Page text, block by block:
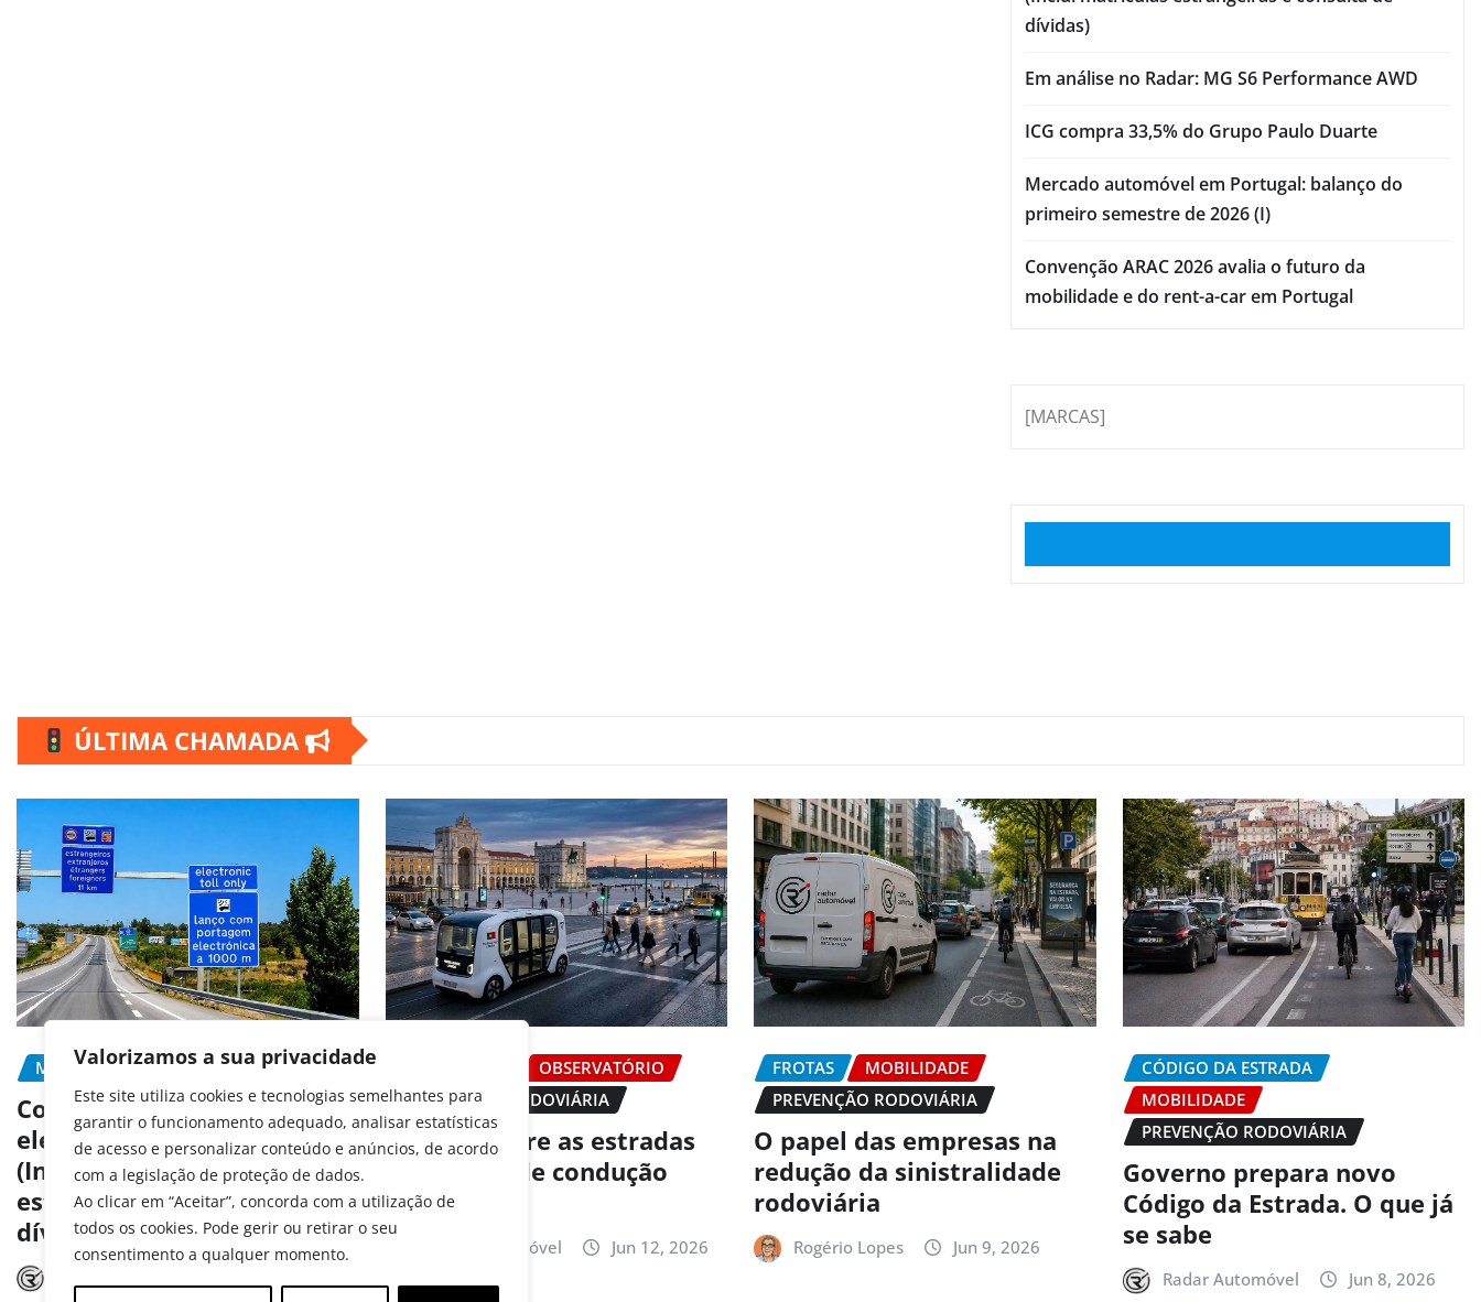
Valorizamos a sua privacidade
Este site utiliza cookies e tecnologias semelhantes para
garantir o funcionamento adequado, analisar estatísticas
de acesso e personalizar conteúdo e anúncios, de acordo
com a legislação de proteção de dados.
Ao clicar em “Aceitar”, concorda com a utilização de
todos os cookies. Pode gerir ou retirar o seu
consentimento a qualquer momento.
dívidas)
Em análise no Radar: MG S6 Performance AWD
ICG compra 33,5% do Grupo Paulo Duarte
Mercado automóvel em Portugal: balanço do
primeiro semestre de 2026 (I)
Convenção ARAC 2026 avalia o futuro da
mobilidade e do rent-a-car em Portugal
[MARCAS]
ÚLTIMA CHAMADA
MOBILIDADE PORTAGEM
Como pagar portagens
eletrónicas em Portugal
(Inclui matrículas
estrangeiras e consulta de
dívidas)
OBSERVATÓRIO
PREVENÇÃO RODOVIÁRIA
Portugal abre as estradas
aos testes de condução
autónoma
Radar Automóvel Jun 12, 2026
FROTAS
MOBILIDADE
PREVENÇÃO RODOVIÁRIA
O papel das empresas na
redução da sinistralidade
rodoviária
Rogério Lopes Jun 9, 2026
CÓDIGO DA ESTRADA
MOBILIDADE
PREVENÇÃO RODOVIÁRIA
Governo prepara novo
Código da Estrada. O que já
se sabe
Radar Automóvel Jun 8, 2026